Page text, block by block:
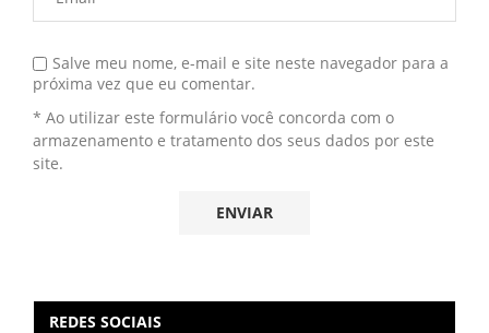
Salve meu nome, e-mail e site neste navegador para a
próxima vez que eu comentar.
* Ao utilizar este formulário você concorda com o
armazenamento e tratamento dos seus dados por este
site.
REDES SOCIAIS